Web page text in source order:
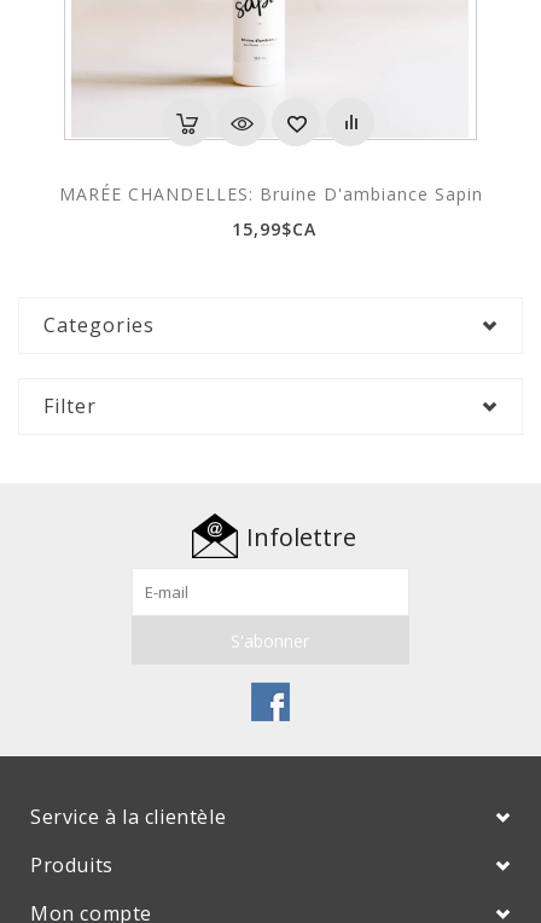
MARÉE CHANDELLES: Bruine D'ambiance Sapin
15,99$CA
Categories
Filter
Infolettre
Service à la clientèle
Produits
Mon compte